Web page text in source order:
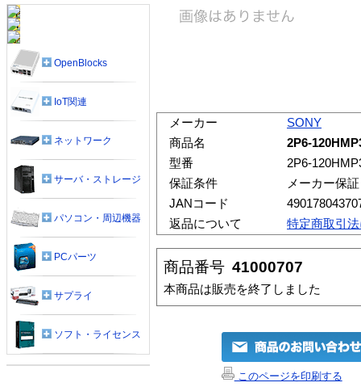
メーカー
SONY
商品名
2P6-
型番
2P6-
保証条件
メーカー保証
JANコード
返品について
特定商取引
商品番号 41000707
本商品は販売を終了しました
このページを印刷する
OpenBlocks
IoT関連
ネットワーク
サーバ・ストレージ
パソコン・周辺機器
PCパーツ
サプライ
ソフト・ライセンス